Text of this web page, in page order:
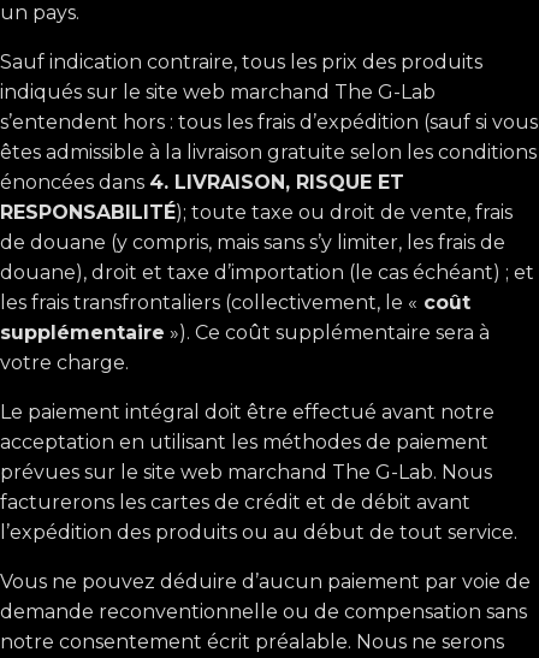
un pays.
Sauf indication contraire, tous les prix des produits
indiqués sur le site web marchand The G-Lab
s’entendent hors : tous les frais d’expédition (sauf si vous
êtes admissible à la livraison gratuite selon les conditions
énoncées dans 4. LIVRAISON, RISQUE ET
RESPONSABILITÉ); toute taxe ou droit de vente, frais
de douane (y compris, mais sans s’y limiter, les frais de
douane), droit et taxe d’importation (le cas échéant) ; et
les frais transfrontaliers (collectivement, le « coût
supplémentaire »). Ce coût supplémentaire sera à
votre charge.
Le paiement intégral doit être effectué avant notre
acceptation en utilisant les méthodes de paiement
prévues sur le site web marchand The G-Lab. Nous
facturerons les cartes de crédit et de débit avant
l’expédition des produits ou au début de tout service.
Vous ne pouvez déduire d’aucun paiement par voie de
demande reconventionnelle ou de compensation sans
notre consentement écrit préalable. Nous ne serons